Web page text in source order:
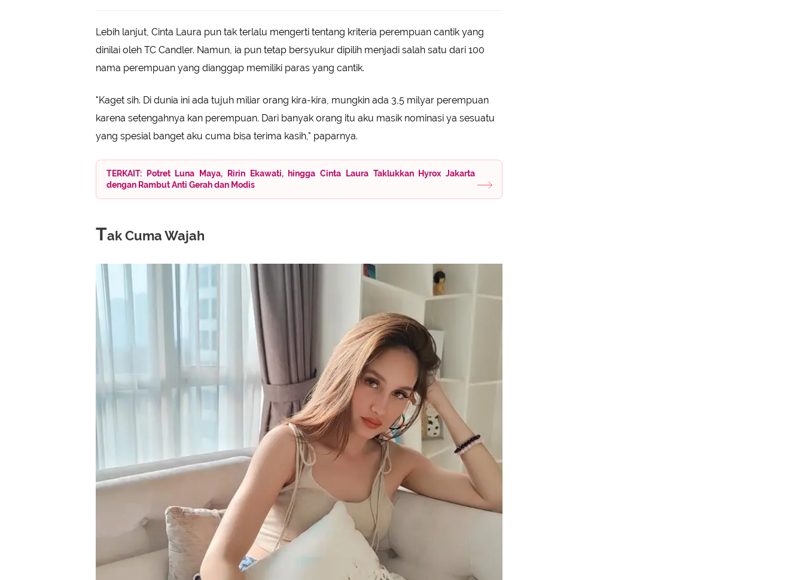
Lebih lanjut, Cinta Laura pun tak terlalu mengerti tentang kriteria perempuan cantik yang
dinilai oleh TC Candler. Namun, ia pun tetap bersyukur dipilih menjadi salah satu dari 100
nama perempuan yang dianggap memiliki paras yang cantik.
"Kaget sih. Di dunia ini ada tujuh miliar orang kira-kira, mungkin ada 3,5 milyar perempuan
karena setengahnya kan perempuan. Dari banyak orang itu aku masik nominasi ya sesuatu
yang spesial banget aku cuma bisa terima kasih," paparnya.
TERKAIT: Potret Luna Maya, Ririn Ekawati, hingga Cinta Laura Taklukkan Hyrox Jakarta
dengan Rambut Anti Gerah dan Modis
Tak Cuma Wajah